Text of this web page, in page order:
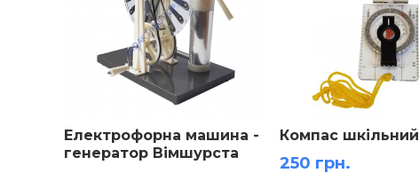
Електрофорна машина -
генератор Вімшурста
Компас шкільний
250 грн.